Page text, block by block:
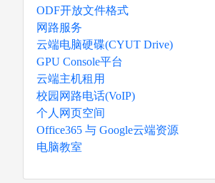
ODF开放文件格式
网路服务
云端电脑硬碟(CYUT Drive)
GPU Console平台
云端主机租用
校园网路电话(VoIP)
个人网页空间
Office365 与 Google云端资源
电脑教室